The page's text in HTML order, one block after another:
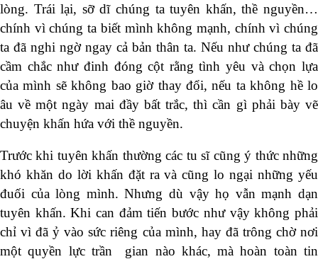
lòng. Trái lại, sỡ dĩ chúng ta tuyên khấn, thề nguyền…
chính vì chúng ta biết mình không mạnh, chính vì chúng
ta đã nghi ngờ ngay cả bản thân ta. Nếu như chúng ta đã
cầm chắc như đinh đóng cột rằng tình yêu và chọn lựa
của mình sẽ không bao giờ thay đổi, nếu ta không hề lo
âu về một ngày mai đầy bất trắc, thì cần gì phải bày vẽ
chuyện khấn hứa với thề nguyền.
Trước khi tuyên khấn thường các tu sĩ cũng ý thức những
khó khăn do lời khấn đặt ra và cũng lo ngại những yếu
đuối của lòng mình. Nhưng dù vậy họ vẫn mạnh dạn
tuyên khấn. Khi can đảm tiến bước như vậy không phải
chỉ vì đã ỷ vào sức riêng của mình, hay đã trông chờ nơi
một quyền lực trần gian nào khác, mà hoàn toàn tin